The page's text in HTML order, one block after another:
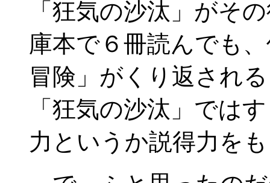
「狂気の沙汰」がそ
庫本で６冊読んでも
冒険」がくり返され
「狂気の沙汰」では
力というか説得力を